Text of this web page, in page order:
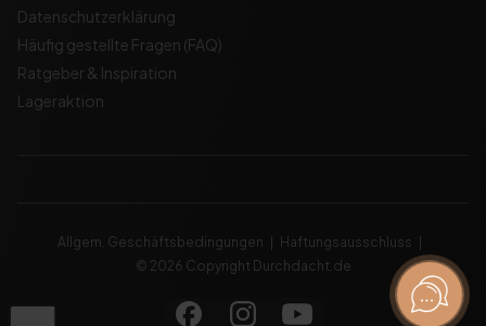
Datenschutzerklärung
Häufig gestellte Fragen (FAQ)
Ratgeber & Inspiration
Lageraktion
Allgem. Geschäftsbedingungen
Haftungsausschluss
© 2026 Copyright Durchdacht.de